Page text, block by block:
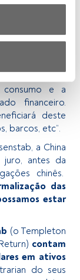
de
Analisar
para sua
dispositivo
conteúdo,
serviços.
maior
país poderá
consumo e a
financeiro.
deste
barcos, etc”.
a China
antes da
chinês.
das
estar
(o Templeton
contam
em ativos
do seus